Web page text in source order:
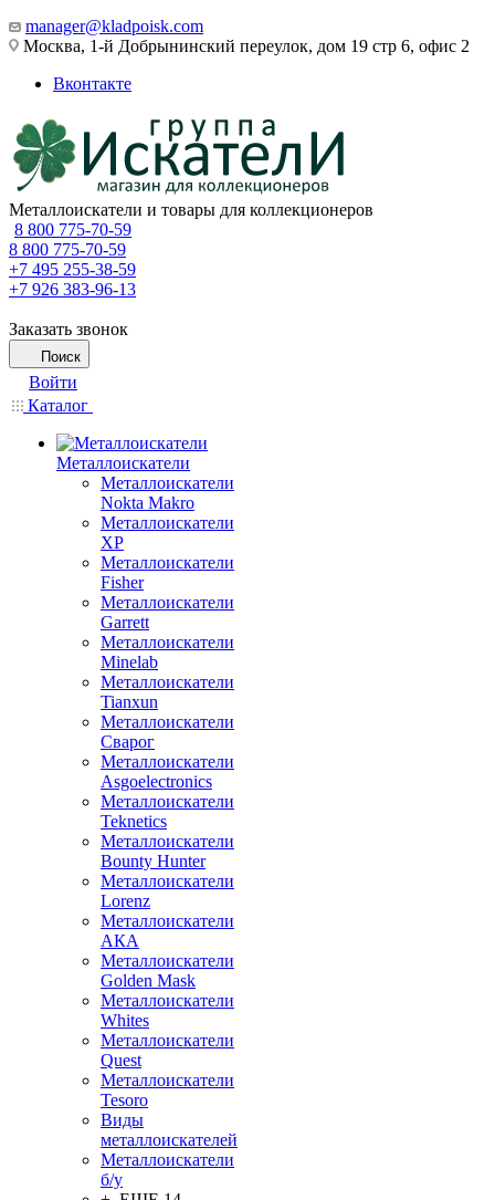
manager@kladpoisk.com
Москва, 1-й Добрынинский переулок, дом 19 стр 6, офис 2
Вконтакте
Металлоискатели и товары для коллекционеров
8 800 775-70-59
8 800 775-70-59
+7 495 255-38-59
+7 926 383-96-13
Заказать звонок
Поиск
Войти
Каталог
Металлоискатели
Металлоискатели
Nokta Makro
Металлоискатели
XP
Металлоискатели
Fisher
Металлоискатели
Garrett
Металлоискатели
Minelab
Металлоискатели
Tianxun
Металлоискатели
Сварог
Металлоискатели
Asgoelectronics
Металлоискатели
Teknetics
Металлоискатели
Bounty Hunter
Металлоискатели
Lorenz
Металлоискатели
АКА
Металлоискатели
Golden Mask
Металлоискатели
Whites
Металлоискатели
Quest
Металлоискатели
Tesoro
Виды
металлоискателей
Металлоискатели
б/у